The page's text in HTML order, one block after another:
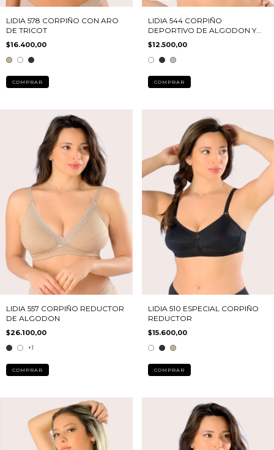
LIDIA 578 CORPIÑO CON ARO
DE TRICOT
$16.400,00
COMPRAR
LIDIA 544 CORPIÑO
DEPORTIVO DE ALGODON Y
LYCRA
$12.500,00
COMPRAR
LIDIA 557 CORPIÑO REDUCTOR
DE ALGODON
$26.100,00
+1
COMPRAR
LIDIA 510 ESPECIAL CORPIÑO
REDUCTOR
$15.600,00
COMPRAR